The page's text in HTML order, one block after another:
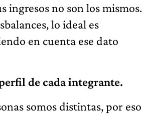
ingresos no son los mismos.
lo ideal es
en cuenta ese dato
de cada integrante.
somos distintas, por eso